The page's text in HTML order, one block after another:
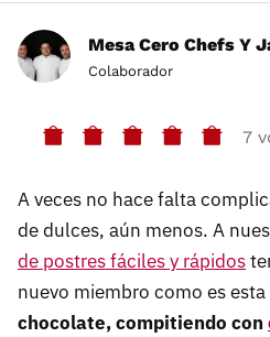
Mesa Cero Chefs Y
Colaborador
7
A veces no hace falta
de dulces, aún menos. A
de postres fáciles y rápidos
nuevo miembro como es esta
chocolate, compitiendo con